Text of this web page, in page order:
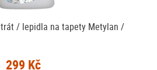
/ lepidla na tapety Metylan /
299 Kč